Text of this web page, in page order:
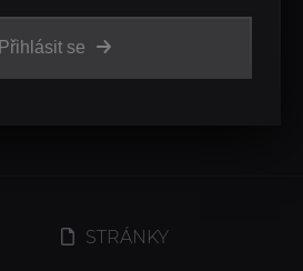
Přihlásit se
STRÁNKY